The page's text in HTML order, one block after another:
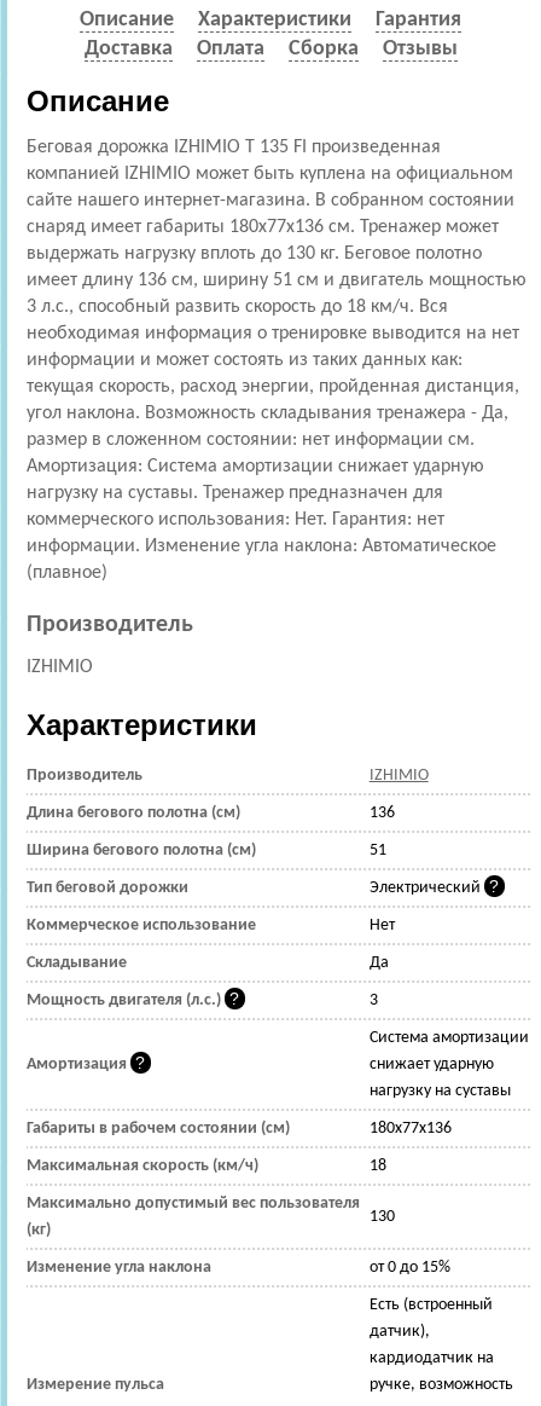
Описание Характеристики
Гарантия
Доставка
Оплата Сборка Отзывы
Описание
Беговая дорожка IZHIMIO T 135 FI произведенная
компанией IZHIMIO может быть куплена на официальном
сайте нашего интернет-магазина. В собранном состоянии
снаряд имеет габариты 180x77x136 см. Тренажер может
выдержать нагрузку вплоть до 130 кг. Беговое полотно
имеет длину 136 см, ширину 51 см и двигатель мощностью
3 л.с., способный развить скорость до 18 км/ч. Вся
необходимая информация о тренировке выводится на нет
информации и может состоять из таких данных как:
текущая скорость, расход энергии, пройденная дистанция,
угол наклона. Возможность складывания тренажера - Да,
размер в сложенном состоянии: нет информации см.
Амортизация: Cистема амортизации снижает ударную
нагрузку на суставы. Тренажер предназначен для
коммерческого использования: Нет. Гарантия: нет
информации. Изменение угла наклона: Автоматическое
(плавное)
Производитель
IZHIMIO
Характеристики
Производитель IZHIMIO
Длина бегового полотна (см) 136
Ширина бегового полотна (см) 51
Тип беговой дорожки Электрический
Коммерческое использование Нет
Складывание Да
Мощность двигателя (л.с.) 3
Амортизация
Cистема амортизации
снижает ударную
нагрузку на суставы
Габариты в рабочем состоянии (см) 180x77x136
Максимальная скорость (км/ч) 18
Максимально допустимый вес пользователя
(кг)
130
Изменение угла наклона от 0 до 15%
Измерение пульса
Есть (встроенный
датчик),
кардиодатчик на
ручке, возможность